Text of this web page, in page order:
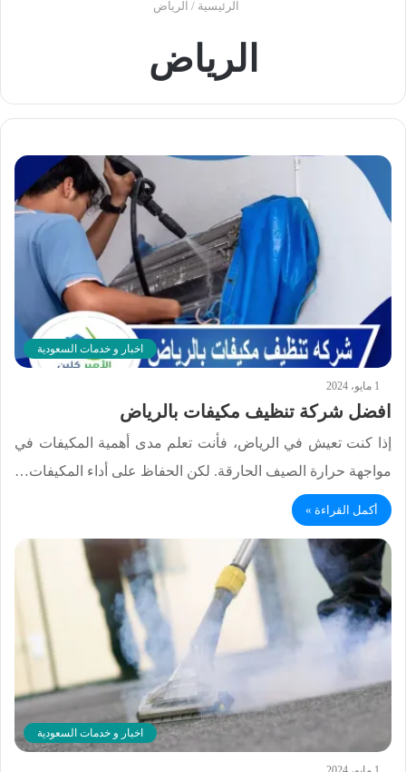
الرئيسية / الرياض
الرياض
اخبار و خدمات السعودية
1 مايو، 2024
افضل شركة تنظيف مكيفات بالرياض
إذا كنت تعيش في الرياض، فأنت تعلم مدى أهمية المكيفات في
مواجهة حرارة الصيف الحارقة. لكن الحفاظ على أداء المكيفات…
أكمل القراءة »
اخبار و خدمات السعودية